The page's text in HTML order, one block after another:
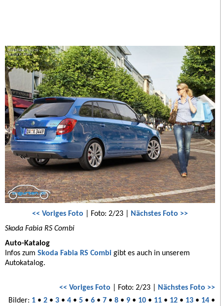
<< Voriges Foto | Foto: 2/23 | Nächstes Foto >>
Skoda Fabia RS Combi
Auto-Katalog
Infos zum Skoda Fabia RS Combi gibt es auch in unserem
Autokatalog.
<< Voriges Foto | Foto: 2/23 | Nächstes Foto >>
Bilder: 1• 2• 3• 4• 5• 6• 7• 8• 9• 10• 11• 12• 13• 14•